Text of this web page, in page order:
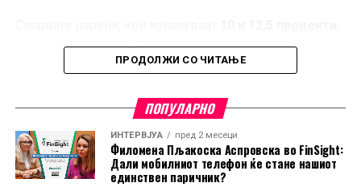
стапија во сила на 24 јули и се однесуваат на увоз од
60 трговски партнери, меѓу кои е и Европската Унија.
тврдењето дека засегнатите земји не преземаат
доволно активности за спречување на увоз на
производи изработени со принудна работа.
Ова е најновото во низата правни оспорувања на
ПРОДОЛЖИ СО ЧИТАЊЕ
ПОПУЛАРНО
ИНТЕРВЈУА пред 2 месеци
Филомена Пљакоска Аспровска во FinSight:
Дали мобилниот телефон ќе стане нашиот
единствен паричник?